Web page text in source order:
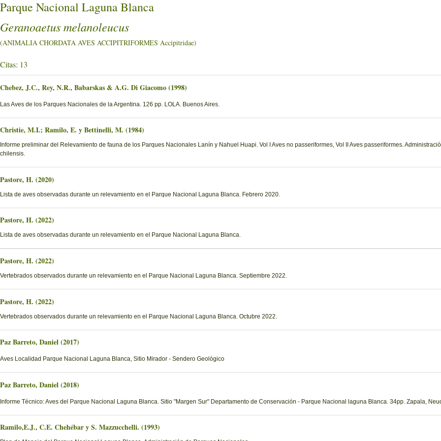
Parque Nacional Laguna Blanca
Geranoaetus melanoleucus
(ANIMALIA CHORDATA AVES ACCIPITRIFORMES Accipitridae)
Citas: 13
Chebez, J.C., Rey, N.R., Babarskas & A.G. Di Giacomo (1998)
Las Aves de los Parques Nacionales de la Argentina. 126 pp. LOLA. Buenos Aires.
Christie, M.I.; Ramilo, E. y Bettinelli, M. (1984)
Informe preliminar del Relevamiento de fauna de los Parques Nacionales Lanín y Nahuel Huapi. Vol I Aves no passeriformes, Vol II Aves passeriformes.
chilensis.
Pastore, H. (2020)
Lista de aves observadas durante un relevamiento en el Parque Nacional Laguna Blanca. Febrero 2020.
Pastore, H. (2022)
Lista de aves observadas durante un relevamiento en el Parque Nacional Laguna Blanca.
Pastore, H. (2022)
Vertebrados observados durante un relevamiento en el Parque Nacional Laguna Blanca. Septiembre 2022.
Pastore, H. (2022)
Vertebrados observados durante un relevamiento en el Parque Nacional Laguna Blanca. Octubre 2022.
Paz Barreto, Daniel (2017)
Aves Localidad Parque Nacional Laguna Blanca, Sitio Mirador - Sendero Geológico
Paz Barreto, Daniel (2018)
Informe Técnico: Aves del Parque Nacional Laguna Blanca. Sitio "Margen Sur" Departamento de Conservación - Parque Nacional laguna Blanca. 34pp. Zapala,
Ramilo,E.J., C.E. Chehébar y S. Mazzucchelli. (1993)